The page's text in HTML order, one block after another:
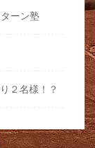
ーン塾
２名様！？